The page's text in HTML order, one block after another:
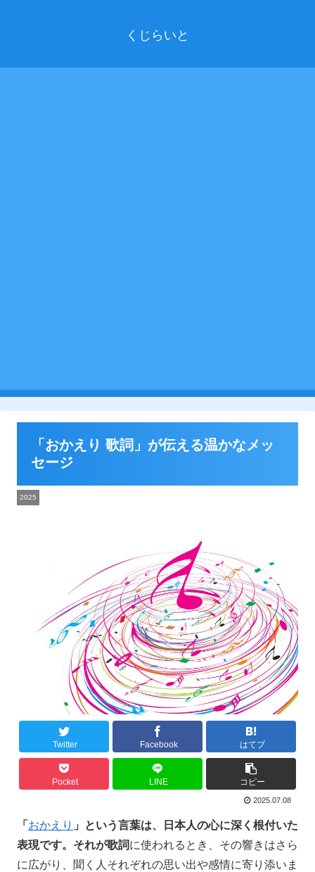
くじらいと
「おかえり 歌詞」が伝える温かなメッ
セージ
2025
Twitter Facebook はてブ
Pocket LINE コピー
2025.07.08
「 おかえり 」という言葉は、日本人の心に深く根付いた
表現です。それが歌詞に使われるとき、その響きはさら
に広がり、聞く人それぞれの思い出や感情に寄り添いま